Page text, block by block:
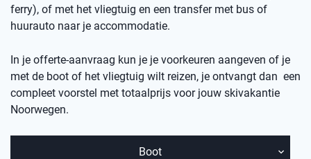
ferry), of met het vliegtuig en een transfer met bus of
huurauto naar je accommodatie.
In je offerte-aanvraag kun je je voorkeuren aangeven of je
met de boot of het vliegtuig wilt reizen, je ontvangt dan een
compleet voorstel met totaalprijs voor jouw skivakantie
Noorwegen.
Boot